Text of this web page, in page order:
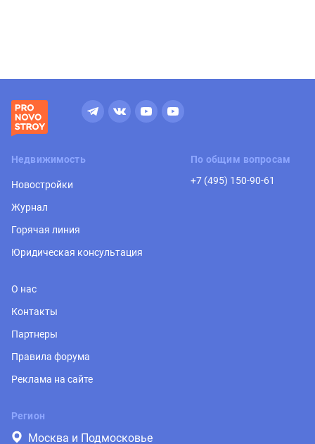
Недвижимость
Новостройки
Журнал
Горячая линия
Юридическая консультация
По общим вопросам
+7 (495) 150-90-61
О нас
Контакты
Партнеры
Правила форума
Реклама на сайте
Регион
Москва и Подмосковье